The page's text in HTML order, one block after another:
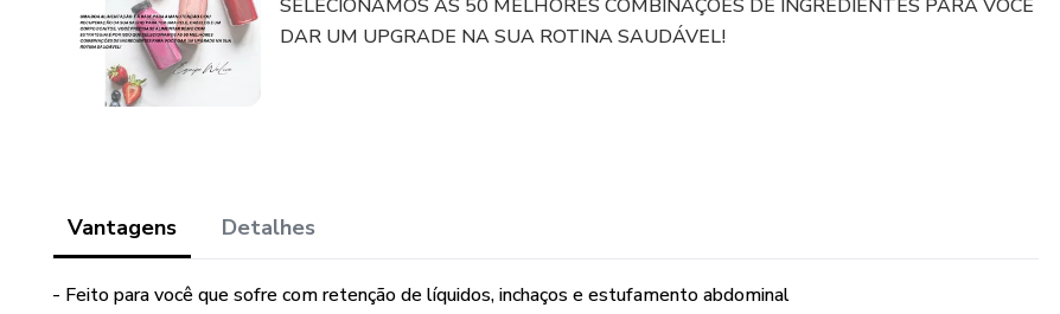
SELECIONAMOS AS 50 MELHORES COMBINAÇÕES DE INGREDIENTES PARA VOCÊ
DAR UM UPGRADE NA SUA ROTINA SAUDÁVEL!
Vantagens Detalhes
- Feito para você que sofre com retenção de líquidos, inchaços e estufamento abdominal